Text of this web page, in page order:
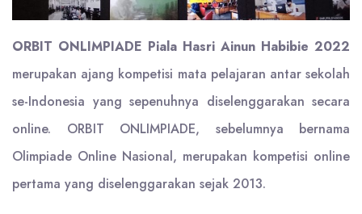
ORBIT ONLIMPIADE Piala Hasri Ainun Habibie 2022
merupakan ajang kompetisi mata pelajaran antar sekolah
se-Indonesia yang sepenuhnya diselenggarakan secara
online. ORBIT ONLIMPIADE, sebelumnya bernama
Olimpiade Online Nasional, merupakan kompetisi online
pertama yang diselenggarakan sejak 2013.